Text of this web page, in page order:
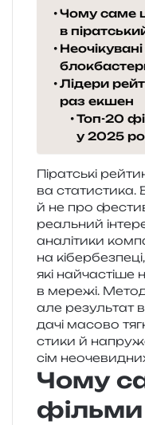
Чому саме
в
Неочікувані
Лідери
раз екшен
Топ-20
у 2025
Піратські
ва ста­ти­сти­ка.
й не про
реаль­ний
ана­лі­ти­ки
на
які
в мере­жі.
але резуль­тат
да­чі масо­во
сти­ки й
сім
Чому